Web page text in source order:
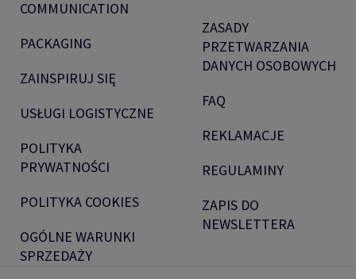
COMMUNICATION
PACKAGING
ZAINSPIRUJ SIĘ
USŁUGI LOGISTYCZNE
POLITYKA
PRYWATNOŚCI
POLITYKA COOKIES
OGÓLNE WARUNKI
SPRZEDAŻY
ZASADY
PRZETWARZANIA
DANYCH OSOBOWYCH
FAQ
REKLAMACJE
REGULAMINY
ZAPIS DO
NEWSLETTERA